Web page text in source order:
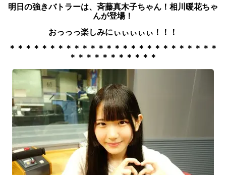
明日の強きバトラーは、斉藤真木子ちゃん！相川暖花ちゃ
んが登場！
おっっっ楽しみにぃぃぃぃぃ！！！
＊＊＊＊＊＊＊＊＊＊＊＊＊＊＊＊＊＊＊＊＊＊＊＊＊＊
＊＊＊＊＊＊＊＊＊＊＊